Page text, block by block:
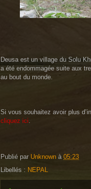
Deusa est un village du Solu
a été endommagée suite aux
au bout du monde.
Si vous souhaitez avoir plus
cliquez ici.
Publié par Unknown à 05:23
Libellés : NEPAL